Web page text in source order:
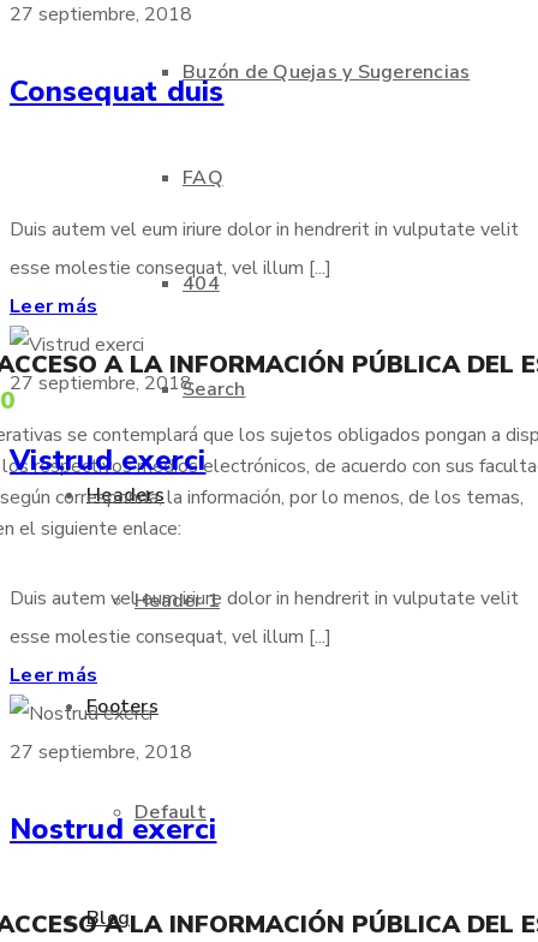
Buzón de Quejas y Sugerencias
FAQ
404
Search
Headers
Header 1
Footers
Default
Blog
A LA INFORMACIÓN PÚBLICA DEL
se contemplará que los sujetos obligados pongan a
respectivos medios electrónicos, de acuerdo con sus
corresponda, la información, por lo menos, de los temas,
el siguiente enlace:
A LA INFORMACIÓN PÚBLICA DEL
27 septiembre, 2018
Consequat duis
Duis autem vel eum iriure dolor in hendrerit in vulputate velit
esse molestie consequat, vel illum [...]
Leer más
27 septiembre, 2018
Vistrud exerci
Duis autem vel eum iriure dolor in hendrerit in vulputate velit
esse molestie consequat, vel illum [...]
Leer más
27 septiembre, 2018
Nostrud exerci